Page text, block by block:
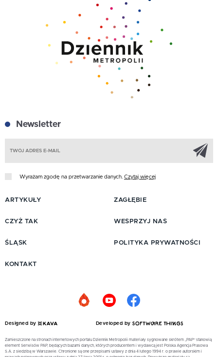
Newsletter
Wyrażam zgodę na przetwarzanie danych. Czytaj więcej
ARTYKUŁY
CZYŻ TAK
ŚLĄSK
ZAGŁĘBIE
WESPRZYJ NAS
POLITYKA PRYWATNOŚCI
KONTAKT
Designed by Developed by
Zamieszczone na stronach internetowych portalu Dziennik Metropolii materiały sygnowane skrótem „PAP” stanowią
element Serwisów PAP, będących bazami danych, których producentem i wydawcą jest Polska Agencja Prasowa
S.A. z siedzibą w Warszawie. Chronione są one przepisami ustawy z dnia 4 lutego 1994 r. o prawie autorskim i